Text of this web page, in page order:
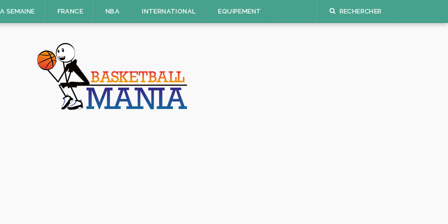
SEMAINE FRANCE NBA INTERNATIONAL EQUIPEMENT RECHERCHER